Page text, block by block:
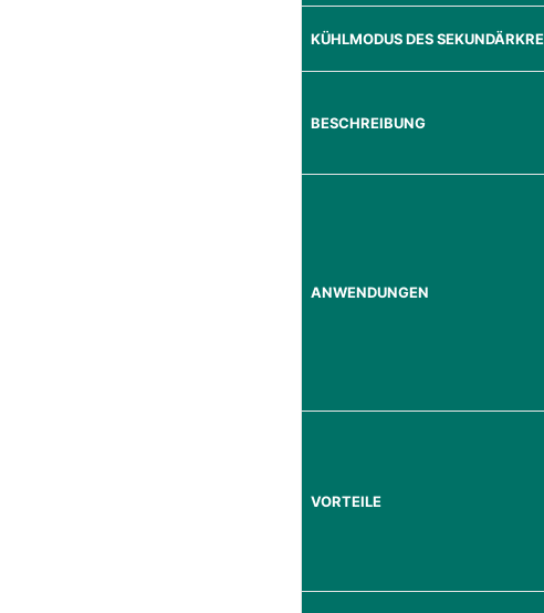
KÜHLMODUS DES
BESCHREIBUNG
ANWENDUNGEN
VORTEILE